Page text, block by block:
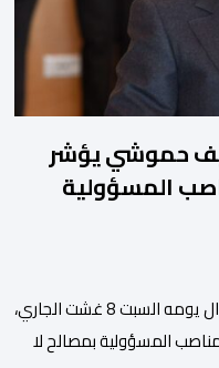
حموشي يؤشر
مناصب المسؤولية
أعلنت المديرية العامة للأمن الوطني، زوال يومه السبت 8 غشت الجاري،
المسؤولية بمصالح لا